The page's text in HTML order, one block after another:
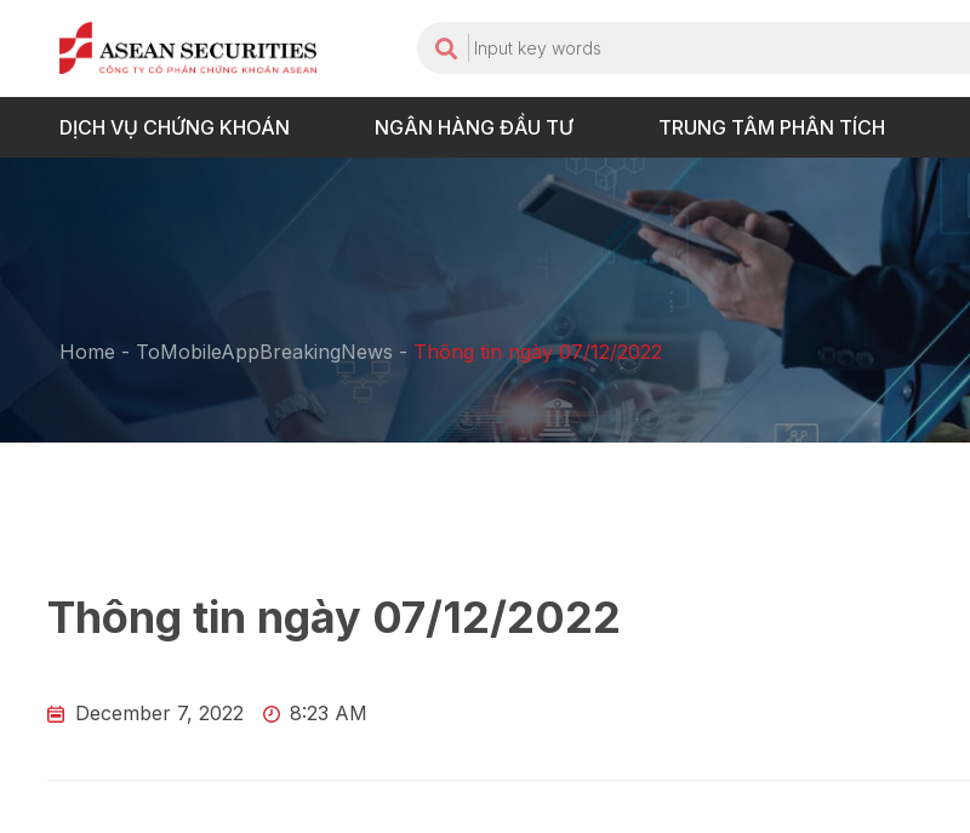
DỊCH VỤ CHỨNG KHOÁN NGÂN HÀNG ĐẦU TƯ TRUNG TÂM PHÂN TÍCH
Home - ToMobileAppBreakingNews - Thông tin ngày 07/12/2022
Thông tin ngày 07/12/2022
December 7, 2022 8:23 AM